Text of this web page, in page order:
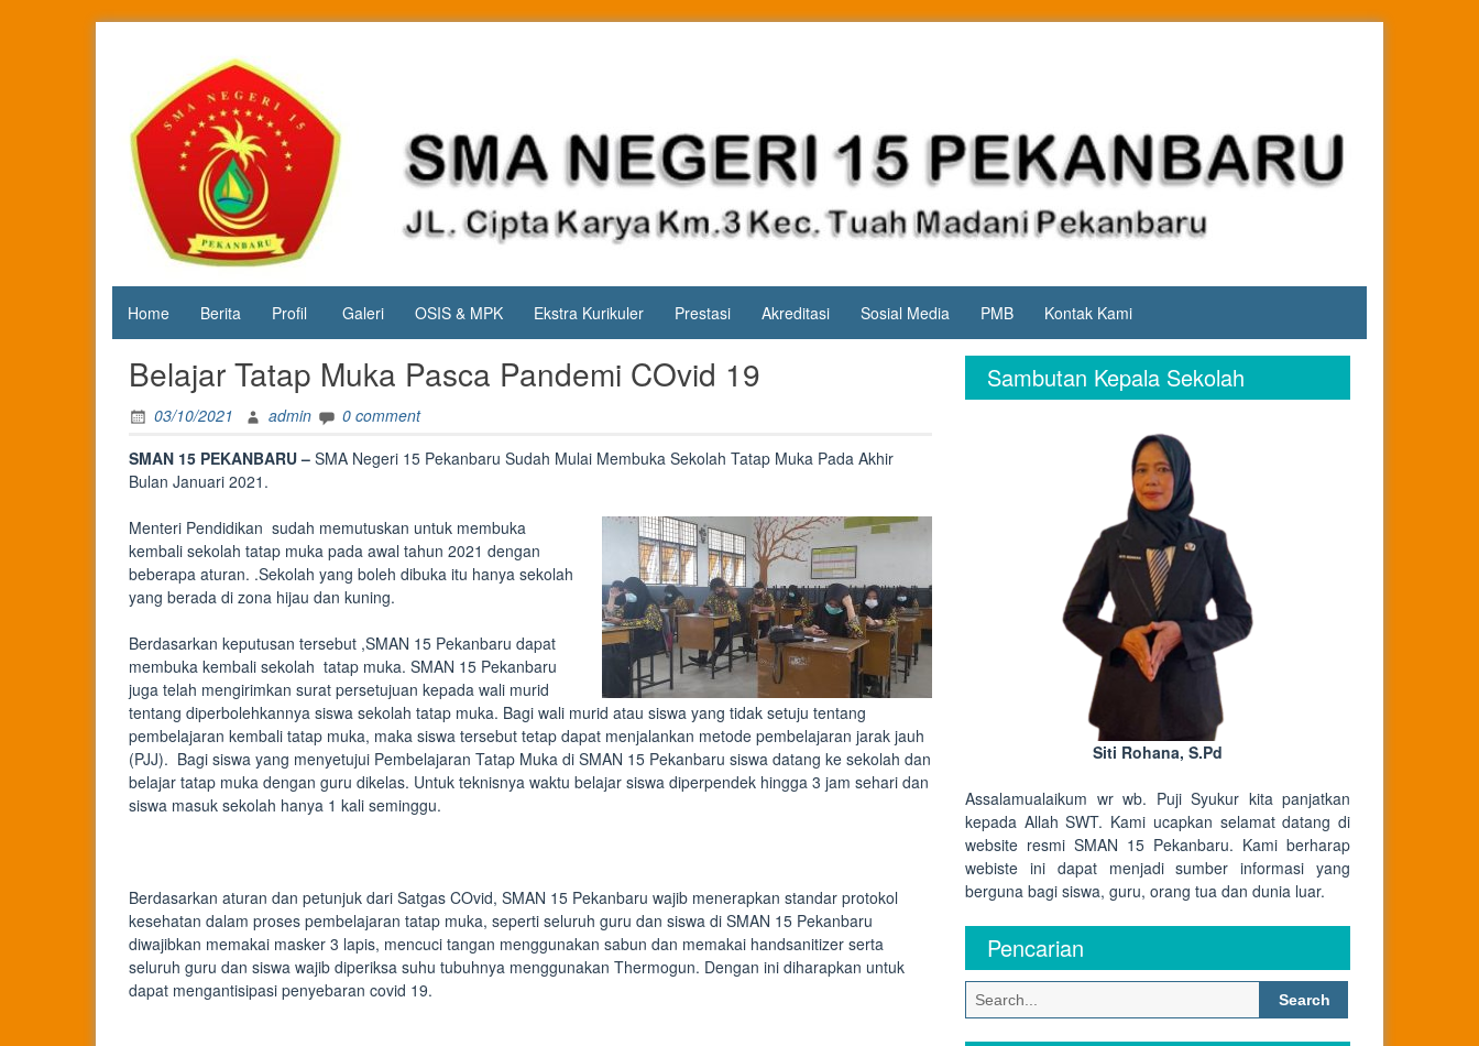
SMA
Negeri 15
Pekanbaru
Jl. Cipta
Karya
KM.3, Kec.
Tuah
Madani,
Kota
Pekanbaru
Home Berita Profil Galeri OSIS & MPK Ekstra Kurikuler Prestasi Akreditasi Sosial Media PMB Kontak Kami
Belajar Tatap Muka Pasca Pandemi COvid 19
03/10/2021 admin
0 comment
SMAN 15 PEKANBARU – SMA Negeri 15 Pekanbaru Sudah Mulai Membuka Sekolah Tatap Muka Pada Akhir
Bulan Januari 2021.
Menteri Pendidikan sudah memutuskan untuk membuka
kembali sekolah tatap muka pada awal tahun 2021 dengan
beberapa aturan. .Sekolah yang boleh dibuka itu hanya sekolah
yang berada di zona hijau dan kuning.
Berdasarkan keputusan tersebut ,SMAN 15 Pekanbaru dapat
membuka kembali sekolah tatap muka. SMAN 15 Pekanbaru
juga telah mengirimkan surat persetujuan kepada wali murid
tentang diperbolehkannya siswa sekolah tatap muka. Bagi wali murid atau siswa yang tidak setuju tentang
pembelajaran kembali tatap muka, maka siswa tersebut tetap dapat menjalankan metode pembelajaran jarak jauh
(PJJ). Bagi siswa yang menyetujui Pembelajaran Tatap Muka di SMAN 15 Pekanbaru siswa datang ke sekolah dan
belajar tatap muka dengan guru dikelas. Untuk teknisnya waktu belajar siswa diperpendek hingga 3 jam sehari dan
siswa masuk sekolah hanya 1 kali seminggu.
Berdasarkan aturan dan petunjuk dari Satgas COvid, SMAN 15 Pekanbaru wajib menerapkan standar protokol
kesehatan dalam proses pembelajaran tatap muka, seperti seluruh guru dan siswa di SMAN 15 Pekanbaru
diwajibkan memakai masker 3 lapis, mencuci tangan menggunakan sabun dan memakai handsanitizer serta
seluruh guru dan siswa wajib diperiksa suhu tubuhnya menggunakan Thermogun. Dengan ini diharapkan untuk
dapat mengantisipasi penyebaran covid 19.
Sambutan Kepala Sekolah
Siti Rohana, S.Pd
Assalamualaikum wr wb. Puji Syukur kita panjatkan
kepada Allah SWT. Kami ucapkan selamat datang di
website resmi SMAN 15 Pekanbaru. Kami berharap
webiste ini dapat menjadi sumber informasi yang
berguna bagi siswa, guru, orang tua dan dunia luar.
Pencarian
Search
for: